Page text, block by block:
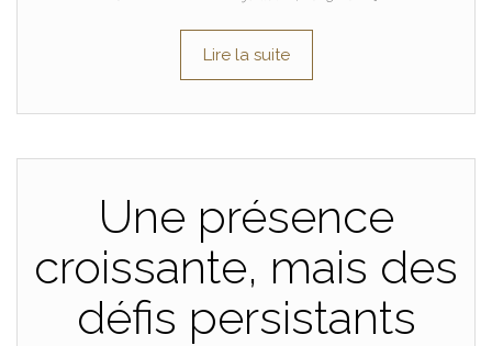
Lire la suite
Une présence
croissante, mais des
défis persistants